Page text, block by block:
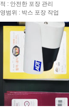
: 안전한 포장 관리
범위 : 박스 포장 작업